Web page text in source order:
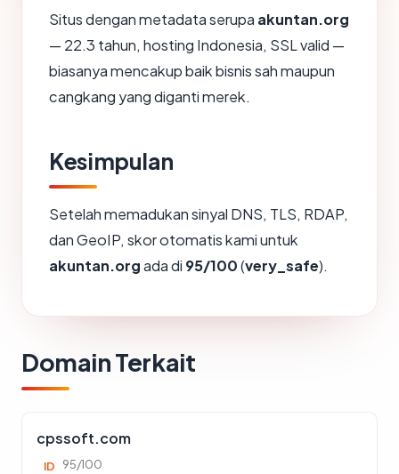
Situs dengan metadata serupa akuntan.org
— 22.3 tahun, hosting Indonesia, SSL valid —
biasanya mencakup baik bisnis sah maupun
cangkang yang diganti merek.
Kesimpulan
Setelah memadukan sinyal DNS, TLS, RDAP,
dan GeoIP, skor otomatis kami untuk
akuntan.orgada di 95/100(very_safe).
Domain Terkait
cpssoft.com
ID 95/100